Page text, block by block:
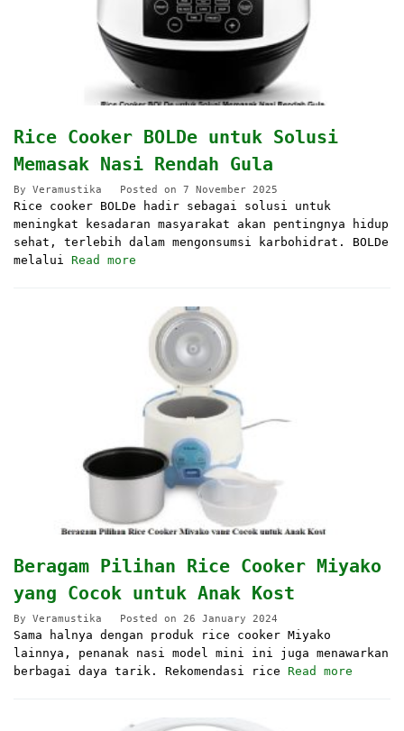
Rice Cooker BOLDe untuk Solusi
Memasak Nasi Rendah Gula
By Veramustika Posted on 7 November 2025
Rice cooker BOLDe hadir sebagai solusi untuk
meningkat kesadaran masyarakat akan pentingnya hidup
sehat, terlebih dalam mengonsumsi karbohidrat. BOLDe
melalui Read more
Beragam Pilihan Rice Cooker Miyako
yang Cocok untuk Anak Kost
By Veramustika Posted on 26 January 2024
Sama halnya dengan produk rice cooker Miyako
lainnya, penanak nasi model mini ini juga menawarkan
berbagai daya tarik. Rekomendasi rice Read more